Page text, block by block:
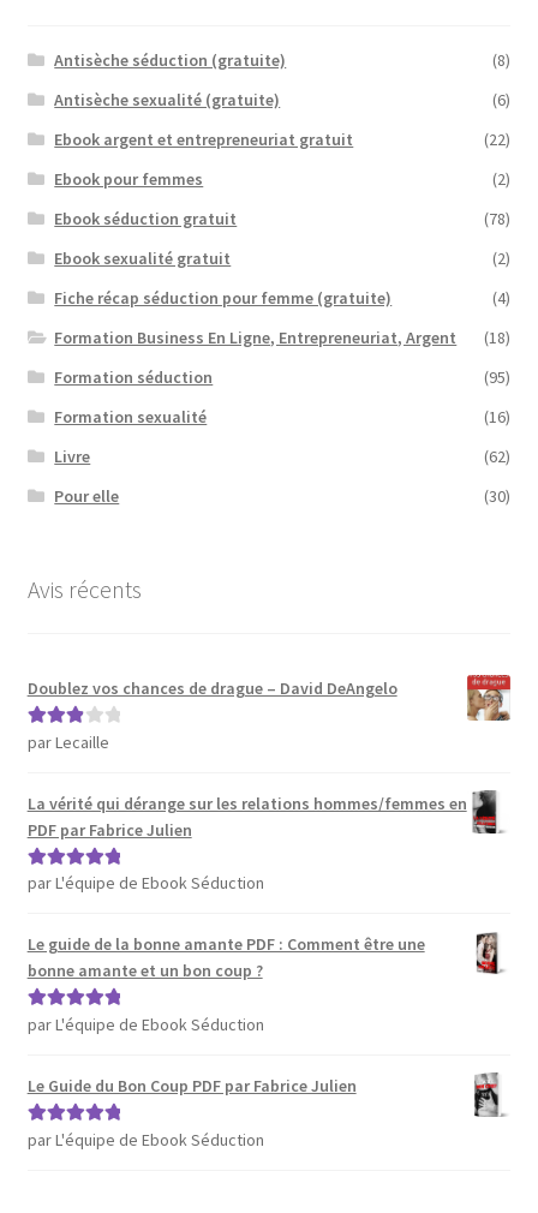
Antisèche séduction (gratuite)
(8)
Antisèche sexualité (gratuite)
(6)
Ebook argent et entrepreneuriat gratuit
(22)
Ebook pour femmes
(2)
Ebook séduction gratuit
(78)
Ebook sexualité gratuit
(2)
Fiche récap séduction pour femme (gratuite)
(4)
Formation Business En Ligne, Entrepreneuriat, Argent
(18)
Formation séduction
(95)
Formation sexualité
(16)
Livre
(62)
Pour elle
(30)
Avis récents
Doublez vos chances de drague – David DeAngelo
Note3
par Lecaille
La vérité qui dérange sur les relations hommes/femmes en
PDF par Fabrice Julien
Note5sur 5
par L'équipe de Ebook Séduction
Le guide de la bonne amante PDF : Comment être une
bonne amante et un bon coup ?
Note5sur 5
par L'équipe de Ebook Séduction
Le Guide du Bon Coup PDF par Fabrice Julien
Note5sur 5
par L'équipe de Ebook Séduction